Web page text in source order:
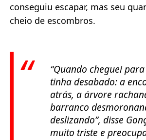
conseguiu escapar, mas seu
cheio de escombros.
“Quando cheguei
tinha desabado: a
atrás, a árvore
barranco
deslizando”, disse
muito triste e